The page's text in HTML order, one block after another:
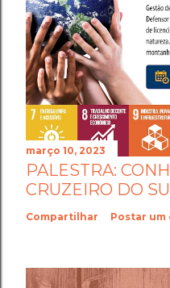
março 10, 2023
PALESTRA:
CRUZEIRO DO
Compartilhar Postar